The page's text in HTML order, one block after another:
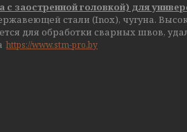
заостренной головкой) для
стали (Inox), чугуна.
для обработки сварных швов,
https://www.stm-pro.by